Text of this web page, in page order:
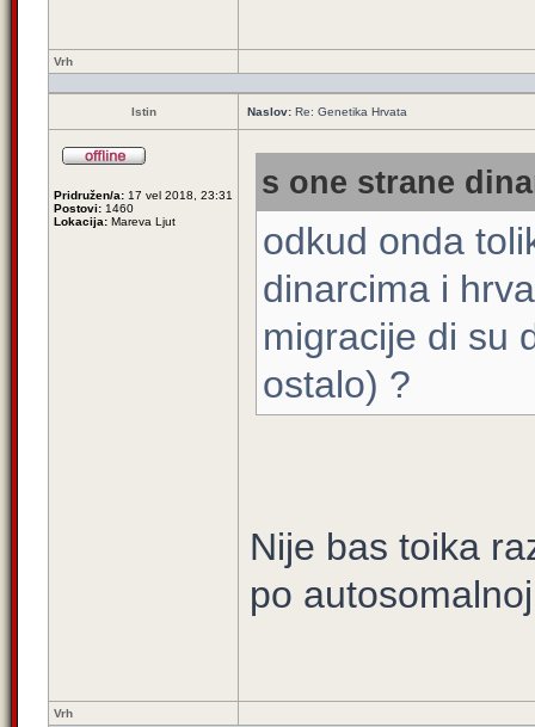
Vrh
Istin Naslov: Re: Genetika Hrvata
Pridružen/a: 17 vel 2018, 23:31
Postovi: 1460
Lokacija: Mareva Ljut
s one strane
odkud onda
dinarcima i
migracije di su
ostalo) ?
Nije bas toika
po
Vrh